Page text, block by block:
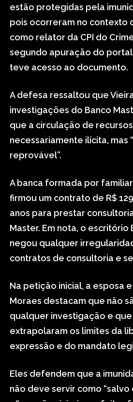
estão protegidas pela
pois ocorreram no contexto
como relator da CPI do
segundo apuração do portal
teve acesso ao documento.
A defesa ressaltou que
investigações do Banco
que a circulação de
necessariamente ilícita, mas
reprovável”.
A banca formada por
firmou um contrato de R$
anos para prestar
Master. Em nota, o escritório
negou qualquer
contratos de consultoria e
Na petição inicial, a esposa
Moraes destacam que não
qualquer investigação e
extrapolaram os limites da
expressão e do mandato
Eles defendem que a
não deve servir como “salvo